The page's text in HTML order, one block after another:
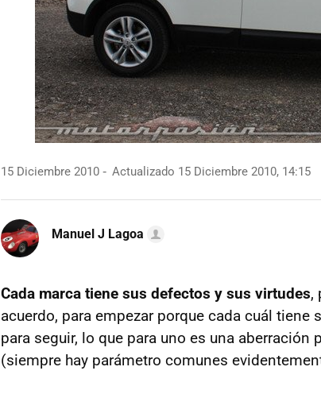
15 Diciembre 2010 Actualizado 15 Diciembre 2010, 14:15
Manuel J Lagoa
Cada marca tiene sus defectos y sus virtudes,
acuerdo, para empezar porque cada cuál
para seguir, lo que para uno es una
(siempre hay parámetro comunes